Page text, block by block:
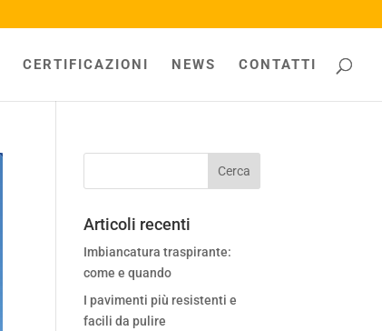
CERTIFICAZIONI NEWS CONTATTI
Articoli recenti
Imbiancatura traspirante:
come e quando
I pavimenti più resistenti e
facili da pulire